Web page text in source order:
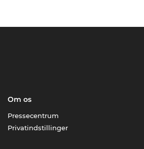
Om os
Pressecentrum
Privatindstillinger